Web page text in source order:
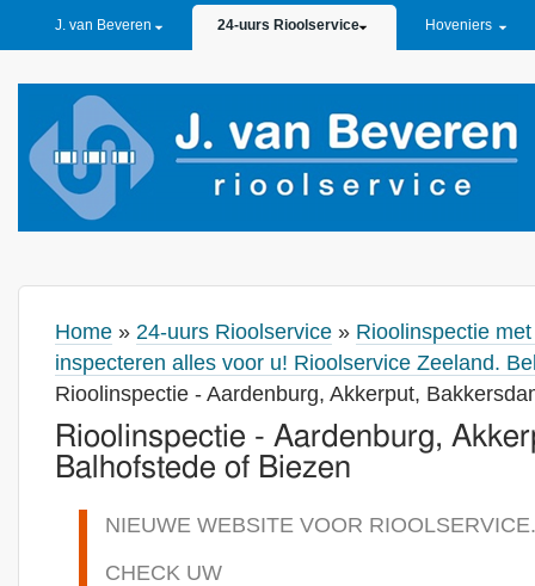
J. van Beveren 24-uurs Rioolservice Hoveniers
Home » 24-uurs Rioolservice » Rioolinspectie
inspecteren alles voor u! Rioolservice Zeeland.
Rioolinspectie - Aardenburg, Akkerput,
Rioolinspectie - Aardenburg,
Balhofstede of Biezen
NIEUWE WEBSITE VOOR
CHECK UW